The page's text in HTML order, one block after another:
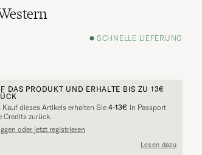
SCHNELLE LIEFERUNG
DAS PRODUKT UND ERHALTE BIS ZU 13€
Kauf dieses Artikels erhalten Sie 4-13€ in Passport
Credits zurück.
oder jetzt registrieren
Lesen dazu